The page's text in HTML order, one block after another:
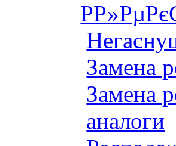
Замена
Замена
аналоги